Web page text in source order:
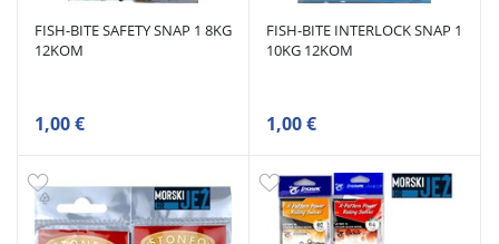
FISH-BITE SAFETY SNAP 1 8KG
12KOM
1,00 €
FISH-BITE INTERLOCK SNAP 1
10KG 12KOM
1,00 €